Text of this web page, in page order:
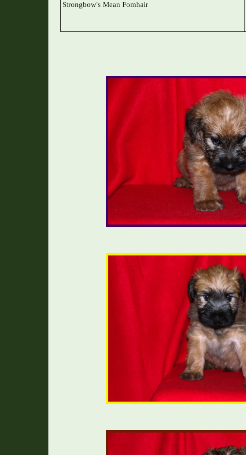
Strongbow's Mean Fomhair